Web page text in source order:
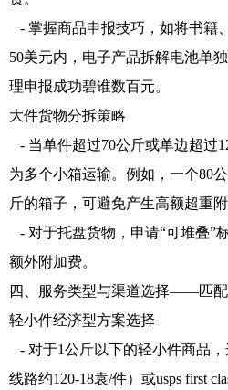
- 掌握商品申报技巧，如将书籍
50美元内，电子产品拆解电池单
理申报成功碧谁数百元。
大件货物分拆策略
- 当单件超过70公斤或单边超过
为多个小箱运输。例如，一个80
斤的箱子，可避免产生高额超重附
- 对于托盘货物，申请“可堆叠”
额外附加费。
四、服务类型与渠道选择——匹
轻小件经济型方案选择
- 对于1公斤以下的轻小件商品，
线路约120-18袁/件）或usps first